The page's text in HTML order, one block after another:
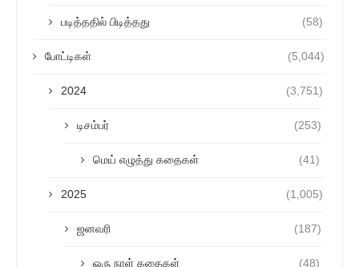
படித்ததில் பிடித்தது (58)
போட்டிகள் (5,044)
2024 (3,751)
டிசம்பர் (253)
மெய் எழுத்து கதைகள் (41)
2025 (1,005)
ஜனவரி (187)
ஒரு நாள் கதைகள் (48)